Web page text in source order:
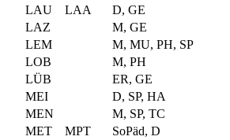
LAU LAA
D, GE
LAZ
M, GE
LEM
M, MU, PH, SP
LOB
M, PH
LÜB
ER, GE
MEI
D, SP, HA
MEN
M, SP, TC
MET MPT
SoPäd, D